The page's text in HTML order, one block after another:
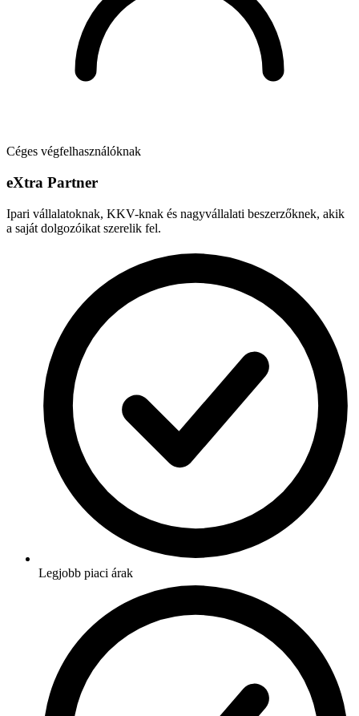
Céges végfelhasználóknak
eXtra Partner
Ipari vállalatoknak, KKV-knak és nagyvállalati beszerzőknek, akik
a saját dolgozóikat szerelik fel.
Legjobb piaci árak